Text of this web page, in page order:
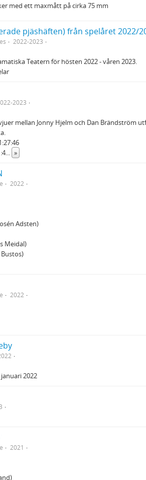
med ett maxmått på cirka 75 mm
pjäshäften) från spelåret 2022/
2022-2023
Teatern för hösten 2022 - våren 2023.
2023
mellan Jonny Hjelm och Dan Brändström
... »
2022
Adsten)
Meidal)
2022
2022
2021